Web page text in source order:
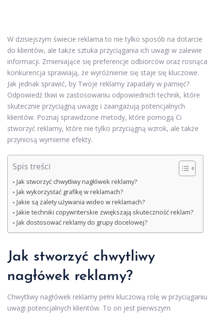
W dzisiejszym świecie reklama to nie tylko sposób na dotarcie
do klientów, ale także sztuka przyciągania ich uwagi w zalewie
informacji. Zmieniające się preferencje odbiorców oraz rosnąca
konkurencja sprawiają, że wyróżnienie się staje się kluczowe.
Jak jednak sprawić, by Twoje reklamy zapadały w pamięć?
Odpowiedź tkwi w zastosowaniu odpowiednich technik, które
skutecznie przyciągną uwagę i zaangażują potencjalnych
klientów. Poznaj sprawdzone metody, które pomogą Ci
stworzyć reklamy, które nie tylko przyciągną wzrok, ale także
przyniosą wymierne efekty.
Spis treści
Jak stworzyć chwytliwy nagłówek reklamy?
Jak wykorzystać grafikę w reklamach?
Jakie są zalety używania wideo w reklamach?
Jakie techniki copywriterskie zwiększają skuteczność reklam?
Jak dostosować reklamy do grupy docelowej?
Jak stworzyć chwytliwy
nagłówek reklamy?
Chwytliwy nagłówek reklamy pełni kluczową rolę w przyciąganiu
uwagi potencjalnych klientów. To on jest pierwszym